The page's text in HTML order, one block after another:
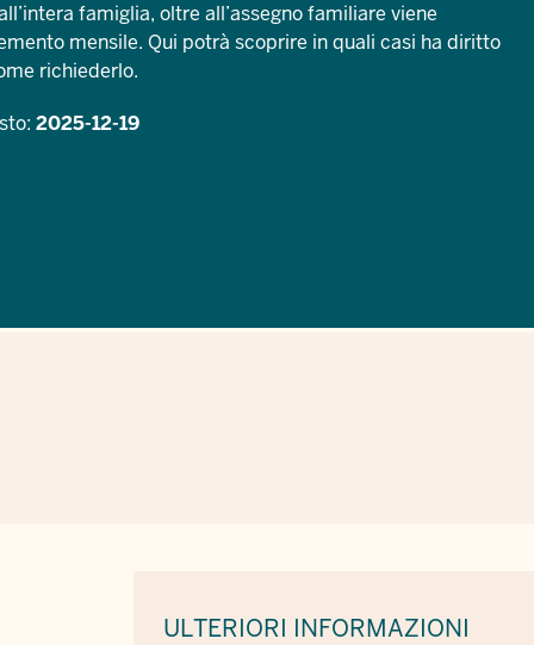
famiglia, oltre all’assegno familiare viene
mensile. Qui potrà scoprire in quali casi ha diritto
richiederlo.
2025-12-19
ULTERIORI INFORMAZIONI